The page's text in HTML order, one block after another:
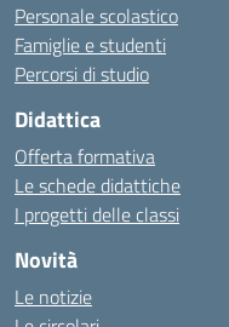
Personale scolastico
Famiglie e studenti
Percorsi di studio
Didattica
Offerta formativa
Le schede didattiche
I progetti delle classi
Novità
Le notizie